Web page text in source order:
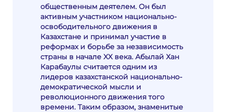
общественным деятелем. Он был
активным участником национально-
освободительного движения в
Казахстане и принимал участие в
реформах и борьбе за независимость
страны в начале XX века. Абылай Хан
Карабаулы считается одним из
лидеров казахстанской национально-
демократической мысли и
революционного движения того
времени. Таким образом, знаменитые